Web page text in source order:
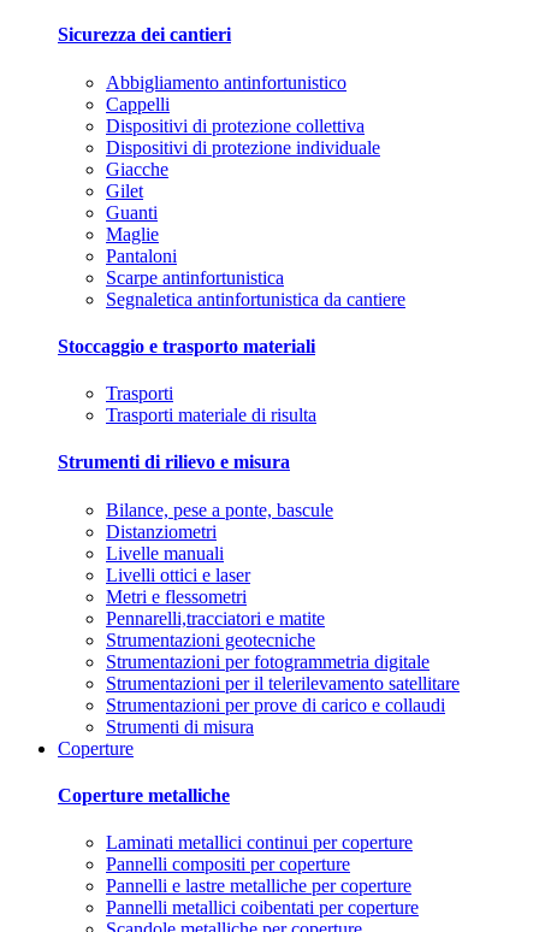
Sicurezza dei cantieri
Abbigliamento antinfortunistico
Cappelli
Dispositivi di protezione collettiva
Dispositivi di protezione individuale
Giacche
Gilet
Guanti
Maglie
Pantaloni
Scarpe antinfortunistica
Segnaletica antinfortunistica da cantiere
Stoccaggio e trasporto materiali
Trasporti
Trasporti materiale di risulta
Strumenti di rilievo e misura
Bilance, pese a ponte, bascule
Distanziometri
Livelle manuali
Livelli ottici e laser
Metri e flessometri
Pennarelli,tracciatori e matite
Strumentazioni geotecniche
Strumentazioni per fotogrammetria digitale
Strumentazioni per il telerilevamento satellitare
Strumentazioni per prove di carico e collaudi
Strumenti di misura
Coperture
Coperture metalliche
Laminati metallici continui per coperture
Pannelli compositi per coperture
Pannelli e lastre metalliche per coperture
Pannelli metallici coibentati per coperture